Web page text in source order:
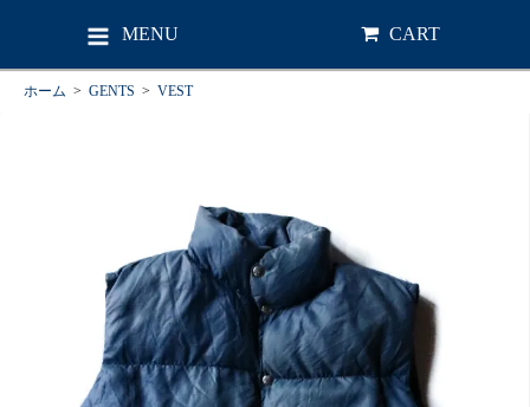
MENU CART
ホーム > GENTS > VEST